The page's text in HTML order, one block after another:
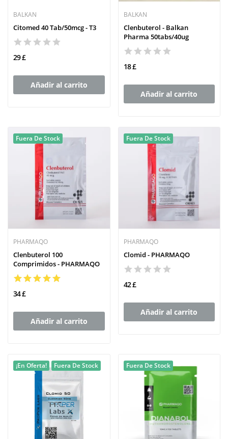
BALKAN
Citomed 40 Tab/50mcg - T3
29 £
Añadir al carrito
BALKAN
Clenbuterol - Balkan
Pharma 50tabs/40ug
18 £
Añadir al carrito
Fuera De Stock
PHARMAQO
Clenbuterol 100
Comprimidos - PHARMAQO
34 £
Añadir al carrito
Fuera De Stock
PHARMAQO
Clomid - PHARMAQO
42 £
Añadir al carrito
¡En Oferta! Fuera De Stock Fuera De Stock